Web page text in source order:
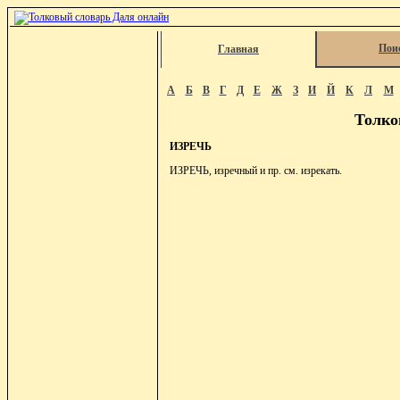
Главная
А Б В Г Д Е Ж З И Й К Л М
ИЗРЕЧЬ
ИЗРЕЧЬ, изречный и пр. см. изрекать.